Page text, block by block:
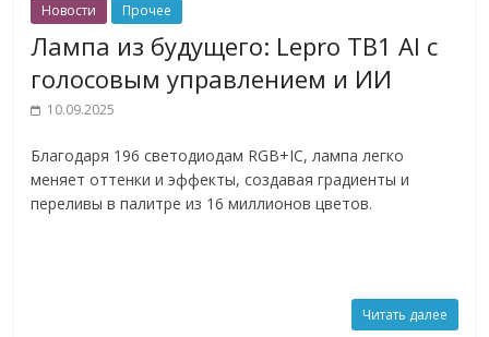
Новости Прочее
Лампа из будущего: Lepro TB1 AI с
голосовым управлением и ИИ
10.09.2025
Благодаря 196 светодиодам RGB+IC, лампа легко
меняет оттенки и эффекты, создавая градиенты и
переливы в палитре из 16 миллионов цветов.
Читать далее